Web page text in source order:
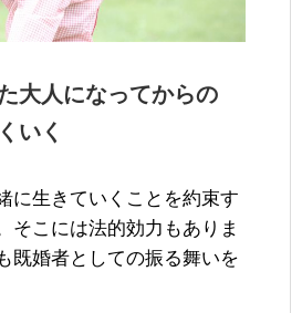
大人になってからの
いく
に生きていくことを約束す
そこには法的効力もありま
既婚者としての振る舞いを